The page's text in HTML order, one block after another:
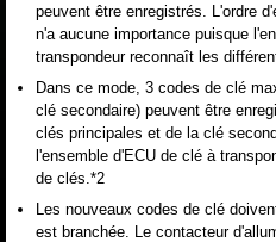
peuvent être enregistrés. L'ordre
n'a aucune importance puisque
transpondeur reconnaît les
Dans ce mode, 3 codes de clé
clé secondaire) peuvent être
clés principales et de la clé
l'ensemble d'ECU de clé à
de clés.*2
Les nouveaux codes de clé
est branchée. Le contacteur